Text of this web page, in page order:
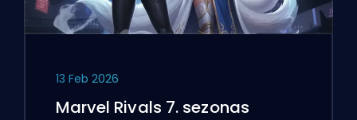
13 Feb 2026
Marvel Rivals 7. sezonas